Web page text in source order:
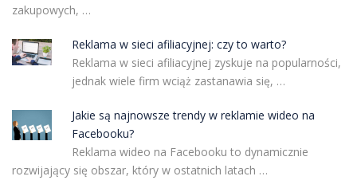
zakupowych, …
Reklama w sieci afiliacyjnej: czy to warto?
Reklama w sieci afiliacyjnej zyskuje na popularności,
jednak wiele firm wciąż zastanawia się, …
Jakie są najnowsze trendy w reklamie wideo na
Facebooku?
Reklama wideo na Facebooku to dynamicznie
rozwijający się obszar, który w ostatnich latach …